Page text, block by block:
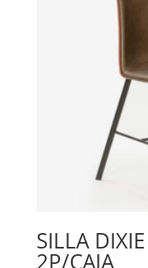
SILLA
2P/CAJA